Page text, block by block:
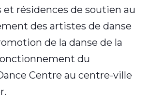
résidences de soutien au
des artistes de danse
de la danse de la
du
Centre au centre-ville